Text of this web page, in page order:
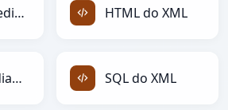
HTML do MediaWiki HTML do XML
SQL do MediaWiki SQL do XML